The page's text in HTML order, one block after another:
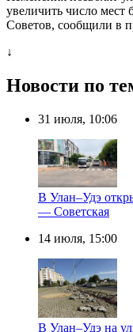
увеличить число мест
Советов, сообщили в
↓
Новости по
31 июля, 10:06
В Улан–Удэ
— Советская
14 июля, 15:00
В Улан–Удэ на